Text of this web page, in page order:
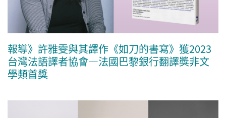
報導》許雅雯與其譯作《如刀的書寫》獲2023
台灣法語譯者協會—法國巴黎銀行翻譯獎非文
學類首獎